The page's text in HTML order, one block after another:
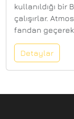
kullanıldığı
çalışırlar.
fandan geçerek
basınçlı
böylece
sahip bir akış
Detaylar